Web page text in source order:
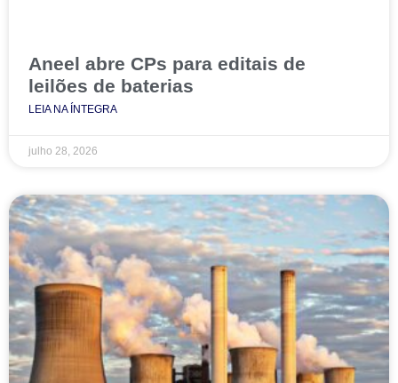
Aneel abre CPs para editais de
leilões de baterias
LEIA NA ÍNTEGRA
julho 28, 2026